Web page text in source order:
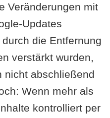
Veränderungen mit
Updates
die Entfernung
verstärkt wurden,
nicht abschließend
Wenn mehr als
kontrolliert per